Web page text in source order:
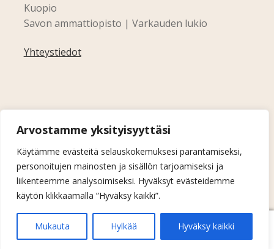
Arvostamme yksityisyyttäsi
Käytämme evästeitä selauskokemuksesi parantamiseksi,
personoitujen mainosten ja sisällön tarjoamiseksi ja
liikenteemme analysoimiseksi. Hyväksyt evästeidemme
käytön klikkaamalla ”Hyväksy kaikki”.
Mukauta Hylkää Hyväksy kaikki
Kuopio
Savon ammattiopisto | Varkauden lukio
Yhteystiedot